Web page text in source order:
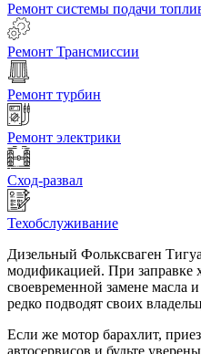
Ремонт системы подачи
Ремонт Трансмиссии
Ремонт турбин
Ремонт электрики
Сход-развал
Техобслуживание
Дизельный Фольксваген
модификацией. При заправке
своевременной замене масла
редко подводят своих
Если же мотор барахлит,